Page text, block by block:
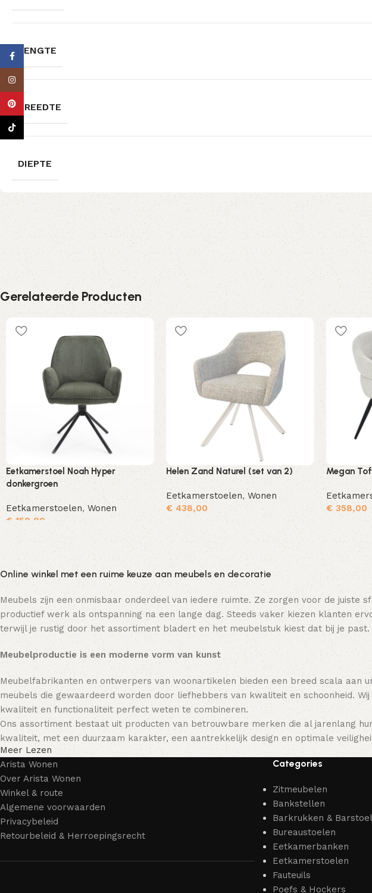
LENGTE
BREEDTE
DIEPTE
Gerelateerde Producten
Eetkamerstoel Noah Hyper
donkergroen
Eetkamerstoelen, Wonen
€ 150,00
Helen Zand Naturel (set van 2)
Eetkamerstoelen, Wonen
€438,00
Toevoegen aan winkelwagen
Megan
€358,00
Online winkel met een ruime keuze aan meubels en decoratie
Meubels zijn een onmisbaar onderdeel van iedere ruimte. Ze zorgen voor de
productief werk als ontspanning na een lange dag. Steeds vaker kiezen klanten
terwijl je rustig door het assortiment bladert en het meubelstuk kiest dat bij je
Meubelproductie is een moderne vorm van kunst
Meubelfabrikanten en ontwerpers van woonartikelen bieden een breed scala aan
meubels die gewaardeerd worden door liefhebbers van kwaliteit en schoonheid.
kwaliteit en functionaliteit perfect weten te combineren.
Ons assortiment bestaat uit producten van betrouwbare merken die al jarenlang
kwaliteit, met een duurzaam karakter, een aantrekkelijk design en optimale
Meer Lezen
Arista Wonen
Over Arista Wonen
Winkel & route
Algemene voorwaarden
Privacybeleid
Retourbeleid & Herroepingsrecht
Categories
Zitmeubelen
Bankstellen
Barkrukken &
Bureaustoelen
Eetkamerbanken
Eetkamerstoelen
Fauteuils
Poefs & Hockers
Facebook
Instagram
Pinterest